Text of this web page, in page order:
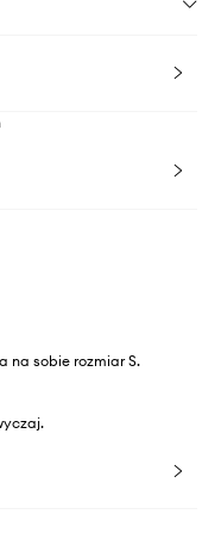
na sobie rozmiar S.